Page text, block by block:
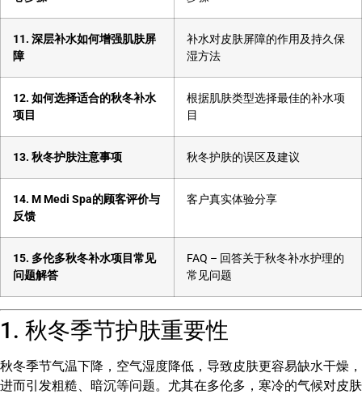
11. 深层补水如何增强肌肤屏
障
补水对皮肤屏障的作用及持久保
湿方法
12. 如何选择适合的秋冬补水
项目
根据肌肤类型选择最佳的补水项
目
13. 秋冬护肤注意事项 秋冬护肤的误区及建议
14. M Medi Spa的顾客评价与
反馈
客户真实体验分享
15. 多伦多秋冬补水项目常见
问题解答
FAQ – 回答关于秋冬补水护理的
常见问题
1. 秋冬季节护肤重要性
秋冬季节气温下降，空气湿度降低，导致皮肤更容易缺水干燥，
进而引发粗糙、暗沉等问题。尤其在多伦多，寒冷的气候对皮肤